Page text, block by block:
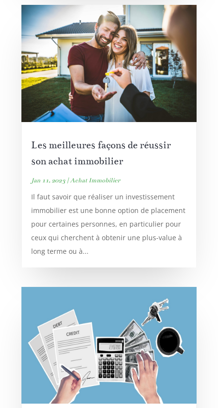
Les meilleures façons de réussir
son achat immobilier
Jan 11, 2023|Achat Immobilier
Il faut savoir que réaliser un investissement
immobilier est une bonne option de placement
pour certaines personnes, en particulier pour
ceux qui cherchent à obtenir une plus-value à
long terme ou à...